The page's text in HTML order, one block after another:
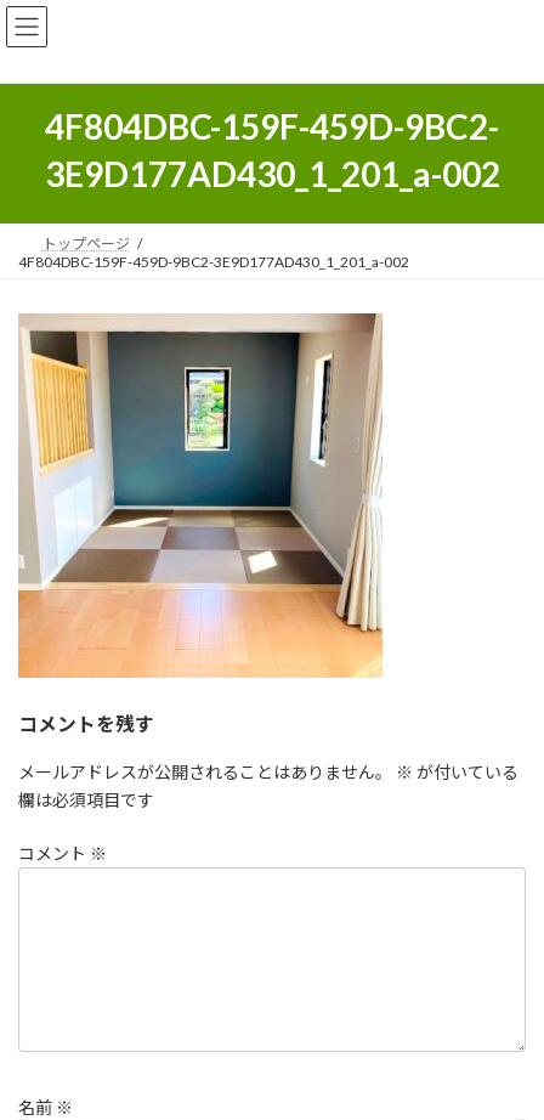
コ
ン
ン
プ
ナ
ビ
ー
動
4F804DBC-159F-459D-9BC2-
3E9D177AD430_1_201_a-002
トップページ
4F804DBC-159F-459D-9BC2-3E9D177AD430_1_201_a-002
コメントを残す
メールアドレスが公開されることはありません。 ※ が付いている
欄は必須項目です
コメント ※
名前 ※